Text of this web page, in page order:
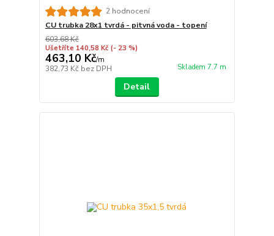
2 hodnocení
CU trubka 28x1 tvrdá - pitvná voda - topení
603,68 Kč
Ušetříte 140,58 Kč (- 23 %)
463,10 Kč/m
382,73 Kč bez DPH Skladem 7.7 m
Detail